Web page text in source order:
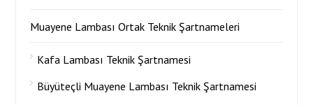
Muayene Lambası Ortak Teknik Şartnameleri
Kafa Lambası Teknik Şartnamesi
Büyüteçli Muayene Lambası Teknik Şartnamesi